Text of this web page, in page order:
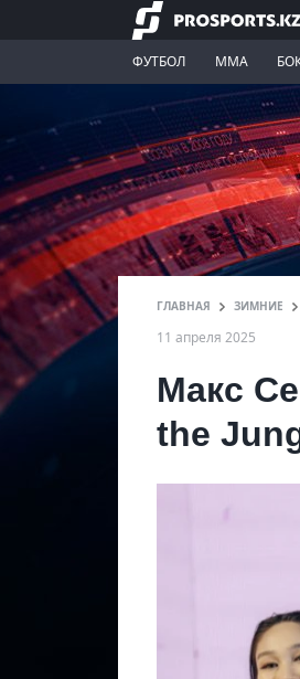
ФУТБОЛ ММА
ГЛАВНАЯ ЗИМНИЕ
11 апреля 2025
Макс
the